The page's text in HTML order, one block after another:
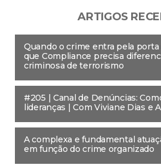
ARTIGOS
Quando o crime entra pela porta
que Compliance precisa
criminosa de terrorismo
#205 | Canal de Denúncias:
lideranças | Com Viviane Dias e
A complexa e fundamental
em função do crime organizado